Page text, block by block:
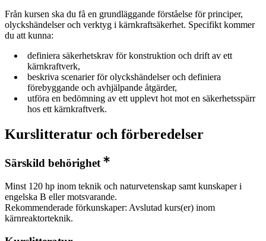
Från kursen ska du få en grundläggande förståelse för principer,
olyckshändelser och verktyg i kärnkraftsäkerhet. Specifikt kommer
du att kunna:
definiera säkerhetskrav för konstruktion och drift av ett
kärnkraftverk,
beskriva scenarier för olyckshändelser och definiera
förebyggande och avhjälpande åtgärder,
utföra en bedömning av ett upplevt hot mot en säkerhetsspärr
hos ett kärnkraftverk.
Kurslitteratur och förberedelser
Särskild behörighet
Minst 120 hp inom teknik och naturvetenskap samt kunskaper i
engelska B eller motsvarande.
Rekommenderade förkunskaper: Avslutad kurs(er) inom
kärnreaktorteknik.